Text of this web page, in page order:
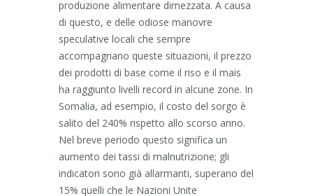
produzione alimentare dimezzata. A causa
di questo, e delle odiose manovre
speculative locali che sempre
accompagnano queste situazioni, il prezzo
dei prodotti di base come il riso e il mais
ha raggiunto livelli record in alcune zone. In
Somalia, ad esempio, il costo del sorgo è
salito del 240% rispetto allo scorso anno.
Nel breve periodo questo significa un
aumento dei tassi di malnutrizione; gli
indicatori sono già allarmanti, superano del
15% quelli che le Nazioni Unite